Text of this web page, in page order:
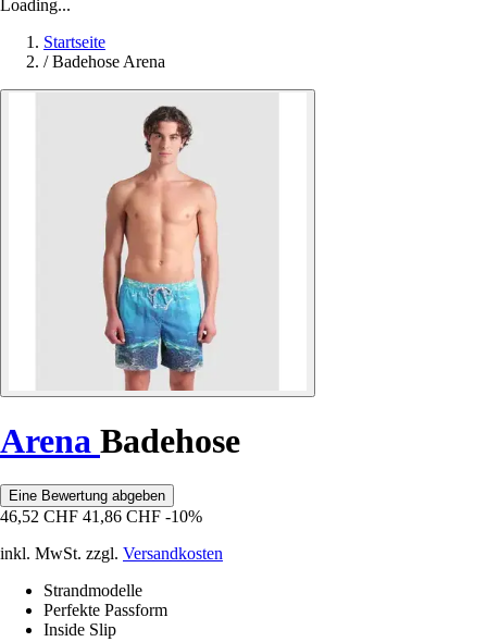
Loading...
Startseite
/ Badehose Arena
Arena Badehose
Eine Bewertung abgeben
46,52 CHF 41,86 CHF -10%
inkl. MwSt. zzgl. Versandkosten
Strandmodelle
Perfekte Passform
Inside Slip